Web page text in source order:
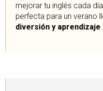
mejorar tu inglés cada
perfecta para un verano
diversión y aprendizaje